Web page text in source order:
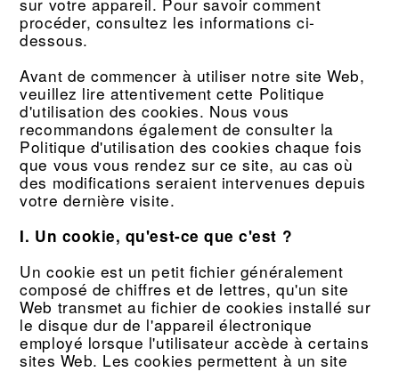
procéder, consultez les informations ci-
dessous.
Avant de commencer à utiliser notre site Web,
veuillez lire attentivement cette Politique
d'utilisation des cookies. Nous vous
recommandons également de consulter la
Politique d'utilisation des cookies chaque fois
que vous vous rendez sur ce site, au cas où
des modifications seraient intervenues depuis
votre dernière visite.
I. Un cookie, qu'est-ce que c'est ?
Un cookie est un petit fichier généralement
composé de chiffres et de lettres, qu'un site
Web transmet au fichier de cookies installé sur
le disque dur de l'appareil électronique
employé lorsque l'utilisateur accède à certains
sites Web. Les cookies permettent à un site